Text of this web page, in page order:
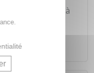
mains sujettes à
Apaisante,
fondante, ne
plastique.